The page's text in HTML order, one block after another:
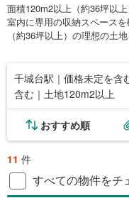
面積120m2以上（約36坪以
室内に専用の収納スペース
（約36坪以上）の理想の土
千城台駅｜価格未定を含
含む｜土地120m2以上
おすすめ順
11 件
すべての物件をチ